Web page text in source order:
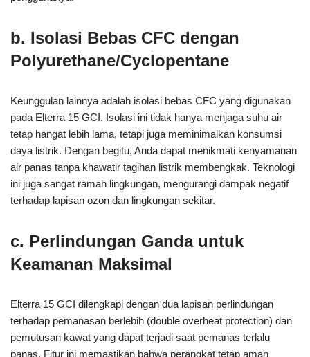
b. Isolasi Bebas CFC dengan
Polyurethane/Cyclopentane
Keunggulan lainnya adalah isolasi bebas CFC yang digunakan
pada Elterra 15 GCI. Isolasi ini tidak hanya menjaga suhu air
tetap hangat lebih lama, tetapi juga meminimalkan konsumsi
daya listrik. Dengan begitu, Anda dapat menikmati kenyamanan
air panas tanpa khawatir tagihan listrik membengkak. Teknologi
ini juga sangat ramah lingkungan, mengurangi dampak negatif
terhadap lapisan ozon dan lingkungan sekitar.
c. Perlindungan Ganda untuk
Keamanan Maksimal
Elterra 15 GCI dilengkapi dengan dua lapisan perlindungan
terhadap pemanasan berlebih (double overheat protection) dan
pemutusan kawat yang dapat terjadi saat pemanas terlalu
panas. Fitur ini memastikan bahwa perangkat tetap aman